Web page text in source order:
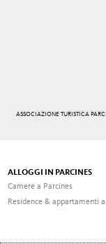
ASSOCIAZIONE TURISTICA
ALLOGGI IN PARCINES
Camere a Parcines
Residence & appartamenti